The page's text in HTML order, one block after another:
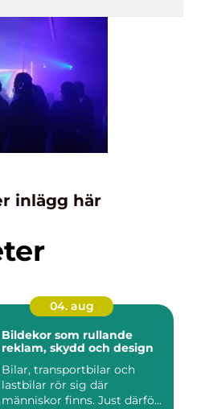
inlägg här
04. aug
Bildekor som rullande
reklam, skydd och design
Bilar, transportbilar och
lastbilar rör sig där
människor finns. Just därfö...